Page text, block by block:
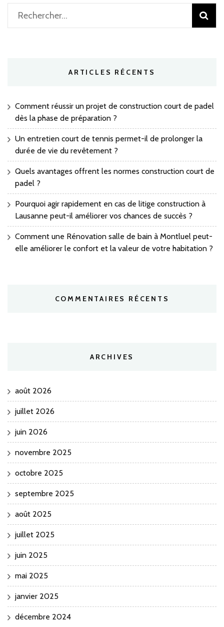
Rechercher :
ARTICLES RÉCENTS
Comment réussir un projet de construction court de padel
dès la phase de préparation ?
Un entretien court de tennis permet-il de prolonger la
durée de vie du revêtement ?
Quels avantages offrent les normes construction court de
padel ?
Pourquoi agir rapidement en cas de litige construction à
Lausanne peut-il améliorer vos chances de succès ?
Comment une Rénovation salle de bain à Montluel peut-
elle améliorer le confort et la valeur de votre habitation ?
COMMENTAIRES RÉCENTS
ARCHIVES
août 2026
juillet 2026
juin 2026
novembre 2025
octobre 2025
septembre 2025
août 2025
juillet 2025
juin 2025
mai 2025
janvier 2025
décembre 2024